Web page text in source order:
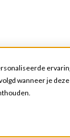
wanneer je